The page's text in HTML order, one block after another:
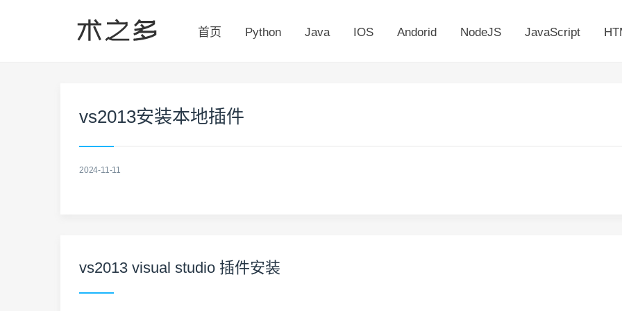
首页 Python Java IOS Andorid NodeJS JavaScript
vs2013安装本地插件
2024-11-11
vs2013 visual studio 插件安装